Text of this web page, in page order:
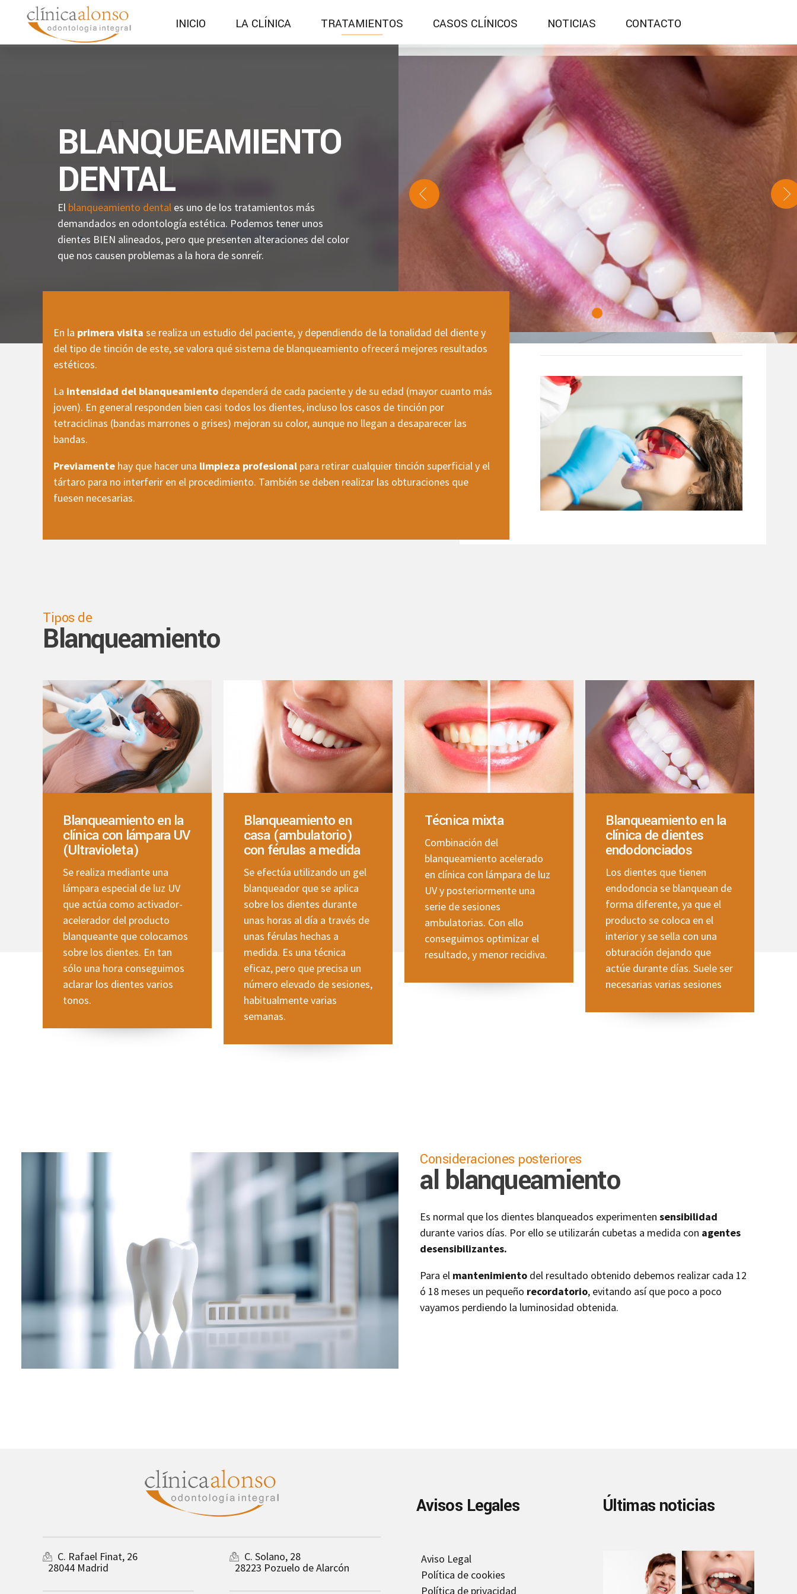
INICIO LA CLÍNICA TRATAMIENTOS CASOS CLÍNICOS NOTICIAS CONTACTO
BLANQUEAMIENTO
DENTAL
El blanqueamiento dental es uno de los tratamientos más
demandados en odontología estética. Podemos tener unos
dientes BIEN alineados, pero que presenten alteraciones del color
que nos causen problemas a la hora de sonreír.
En la primera visita se realiza un estudio del paciente, y dependiendo de la tonalidad del diente y
del tipo de tinción de este, se valora qué sistema de blanqueamiento ofrecerá mejores resultados
estéticos.
La intensidad del blanqueamiento dependerá de cada paciente y de su edad (mayor cuanto más
joven). En general responden bien casi todos los dientes, incluso los casos de tinción por
tetraciclinas (bandas marrones o grises) mejoran su color, aunque no llegan a desaparecer las
bandas.
Previamente hay que hacer una limpieza profesional para retirar cualquier tinción superficial y el
tártaro para no interferir en el procedimiento. También se deben realizar las obturaciones que
fuesen necesarias.
Tipos de
Blanqueamiento
Blanqueamiento en la
clínica con lámpara UV
(Ultravioleta)
Se realiza mediante una
lámpara especial de luz UV
que actúa como activador-
acelerador del producto
blanqueante que colocamos
sobre los dientes. En tan
sólo una hora conseguimos
aclarar los dientes varios
tonos.
Blanqueamiento en
casa (ambulatorio)
con férulas a medida
Se efectúa utilizando un gel
blanqueador que se aplica
sobre los dientes durante
unas horas al día a través de
unas férulas hechas a
medida. Es una técnica
eficaz, pero que precisa un
número elevado de sesiones,
habitualmente varias
semanas.
Técnica mixta
Combinación del
blanqueamiento acelerado
en clínica con lámpara de luz
UV y posteriormente una
serie de sesiones
ambulatorias. Con ello
conseguimos optimizar el
resultado, y menor recidiva.
Blanqueamiento en la
clínica de dientes
endodonciados
Los dientes que tienen
endodoncia se blanquean de
forma diferente, ya que el
producto se coloca en el
interior y se sella con una
obturación dejando que
actúe durante días. Suele ser
necesarias varias sesiones
Consideraciones posteriores
al blanqueamiento
Es normal que los dientes blanqueados experimenten sensibilidad
durante varios días. Por ello se utilizarán cubetas a medida con agentes
desensibilizantes.
Para el mantenimiento del resultado obtenido debemos realizar cada 12
ó 18 meses un pequeño recordatorio, evitando así que poco a poco
vayamos perdiendo la luminosidad obtenida.
Avisos Legales Últimas noticias
C. Rafael Finat, 26
28044 Madrid
C. Solano, 28
28223 Pozuelo de Alarcón
Aviso Legal
Política de cookies
Política de privacidad